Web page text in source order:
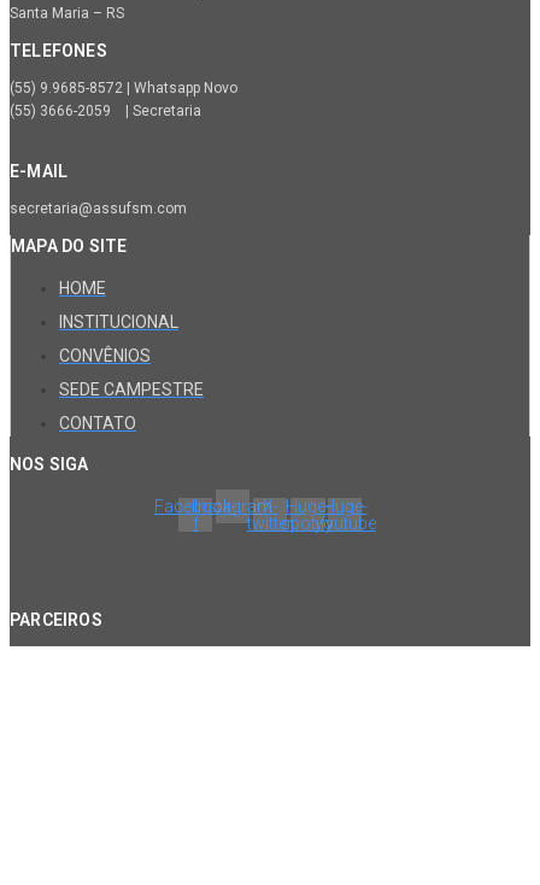
Santa Maria – RS
TELEFONES
(55) 9.9685-8572 | Whatsapp Novo
(55) 3666-2059 | Secretaria
E-MAIL
secretaria@assufsm.com
MAPA DO SITE
HOME
INSTITUCIONAL
CONVÊNIOS
SEDE CAMPESTRE
CONTATO
NOS SIGA
Facebook-
f
InstagramX-
twitter
Huge-
spotify
Huge-
youtube
PARCEIROS